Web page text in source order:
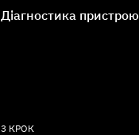
Діагностика пристрою
3 КРОК